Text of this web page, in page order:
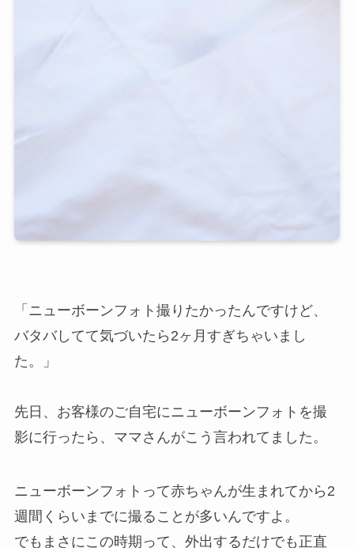
「ニューボーンフォト撮りたかったんですけど、
バタバしてて気づいたら2ヶ月すぎちゃいまし
た。」
先日、お客様のご自宅にニューボーンフォトを撮
影に行ったら、ママさんがこう言われてました。
ニューボーンフォトって赤ちゃんが生まれてから2
週間くらいまでに撮ることが多いんですよ。
でもまさにこの時期って、外出するだけでも正直